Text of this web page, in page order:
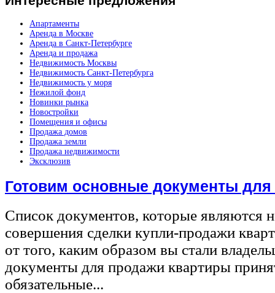
Апартаменты
Аренда в Москве
Аренда в Санкт-Петербурге
Аренда и продажа
Недвижимость Москвы
Недвижимость Санкт-Петербурга
Недвижимость у моря
Нежилой фонд
Новинки рынка
Новостройки
Помещения и офисы
Продажа домов
Продажа земли
Продажа недвижимости
Эксклюзив
Готовим основные документы
Список документов, которые являются
совершения сделки купли-продажи
от того, каким образом вы стали
документы для продажи квартиры
обязательные...